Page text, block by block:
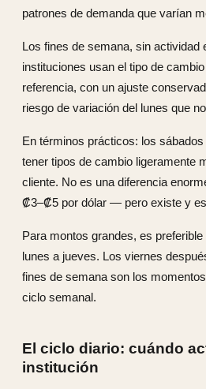
patrones de demanda que varían
Los fines de semana, sin actividad
instituciones usan el tipo de
referencia, con un ajuste
riesgo de variación del lunes que
En términos prácticos: los
tener tipos de cambio ligeramente
cliente. No es una diferencia
₡3–₡5 por dólar — pero existe y
Para montos grandes, es
lunes a jueves. Los viernes
fines de semana son los
ciclo semanal.
El ciclo diario: cuándo
institución